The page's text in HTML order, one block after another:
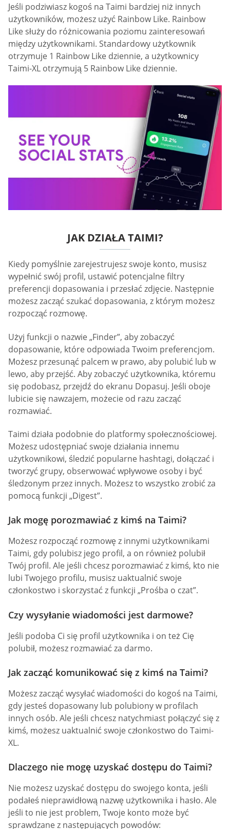
Jeśli podziwiasz kogoś na Taimi bardziej niż innych
użytkowników, możesz użyć Rainbow Like. Rainbow
Like służy do różnicowania poziomu zainteresowań
między użytkownikami. Standardowy użytkownik
otrzymuje 1 Rainbow Like dziennie, a użytkownicy
Taimi-XL otrzymują 5 Rainbow Like dziennie.
JAK DZIAŁA TAIMI?
Kiedy pomyślnie zarejestrujesz swoje konto, musisz
wypełnić swój profil, ustawić potencjalne filtry
preferencji dopasowania i przesłać zdjęcie. Następnie
możesz zacząć szukać dopasowania, z którym możesz
rozpocząć rozmowę.
Użyj funkcji o nazwie „Finder”, aby zobaczyć
dopasowanie, które odpowiada Twoim preferencjom.
Możesz przesunąć palcem w prawo, aby polubić lub w
lewo, aby przejść. Aby zobaczyć użytkownika, któremu
się podobasz, przejdź do ekranu Dopasuj. Jeśli oboje
lubicie się nawzajem, możecie od razu zacząć
rozmawiać.
Taimi działa podobnie do platformy społecznościowej.
Możesz udostępniać swoje działania innemu
użytkownikowi, śledzić popularne hashtagi, dołączać i
tworzyć grupy, obserwować wpływowe osoby i być
śledzonym przez innych. Możesz to wszystko zrobić za
pomocą funkcji „Digest”.
Jak mogę porozmawiać z kimś na Taimi?
Możesz rozpocząć rozmowę z innymi użytkownikami
Taimi, gdy polubisz jego profil, a on również polubił
Twój profil. Ale jeśli chcesz porozmawiać z kimś, kto nie
lubi Twojego profilu, musisz uaktualnić swoje
członkostwo i skorzystać z funkcji „Prośba o czat”.
Czy wysyłanie wiadomości jest darmowe?
Jeśli podoba Ci się profil użytkownika i on też Cię
polubił, możesz rozmawiać za darmo.
Jak zacząć komunikować się z kimś na Taimi?
Możesz zacząć wysyłać wiadomości do kogoś na Taimi,
gdy jesteś dopasowany lub polubiony w profilach
innych osób. Ale jeśli chcesz natychmiast połączyć się z
kimś, możesz uaktualnić swoje członkostwo do Taimi-
XL.
Dlaczego nie mogę uzyskać dostępu do Taimi?
Nie możesz uzyskać dostępu do swojego konta, jeśli
podałeś nieprawidłową nazwę użytkownika i hasło. Ale
jeśli to nie jest problem, Twoje konto może być
sprawdzane z następujących powodów: